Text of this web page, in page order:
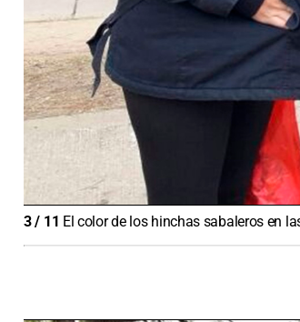
3/ 11 El color de los hinchas sabaleros en